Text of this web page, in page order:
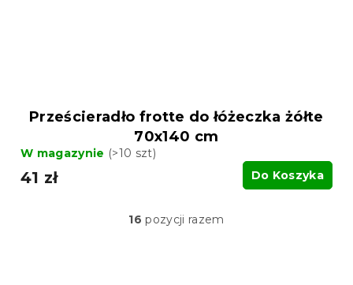
Prześcieradło frotte do łóżeczka żółte
70x140 cm
W magazynie (>10 szt)
41 zł Do Koszyka
K
16 pozycji razem